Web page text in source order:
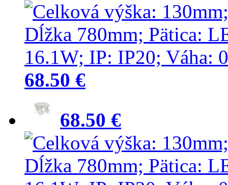
68.50 €
68.50 €